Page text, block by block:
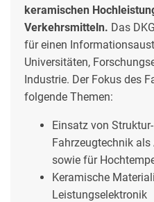
keramischen
Verkehrsmitteln. Das
für einen
Universitäten,
Industrie. Der Fokus des
folgende Themen:
Einsatz von
Fahrzeugtechnik als
sowie für
Keramische
Leistungselektronik